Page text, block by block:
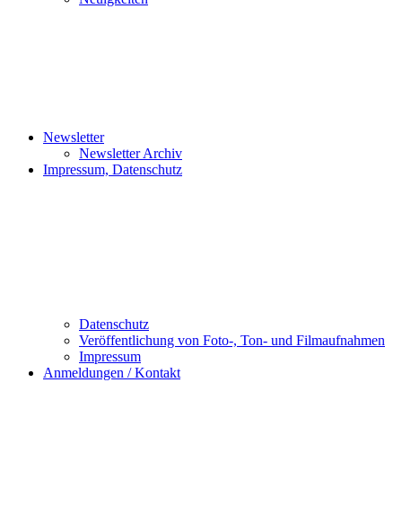
Newsletter
Newsletter Archiv
Impressum, Datenschutz
Datenschutz
Veröffentlichung von Foto-, Ton- und Filmaufnahmen
Impressum
Anmeldungen / Kontakt